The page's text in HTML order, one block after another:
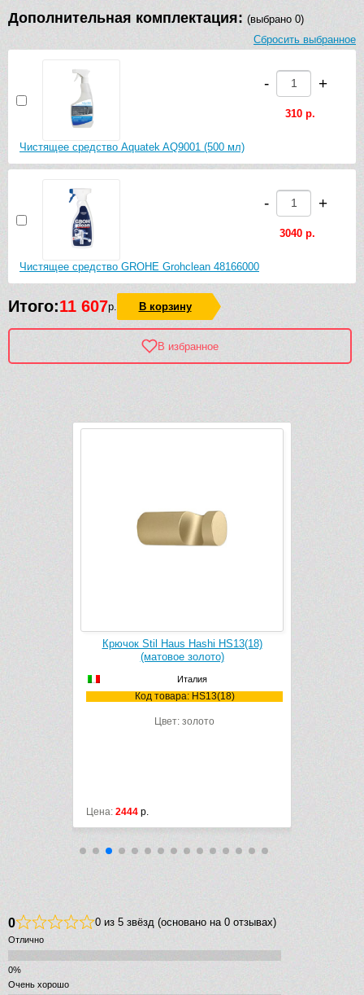
Дополнительная комплектация: (выбрано 0)
Сбросить выбранное
Чистящее средство Aquatek AQ9001 (500 мл)
- +
310 р.
Чистящее средство GROHE Grohclean 48166000
- +
3040 р.
Итого:11 607р. В корзину
В избранное
Крючок Stil Haus Hashi HS13(18)
(матовое золото)
Италия
Код товара: HS13(18)
Цвет: золото
Цена: 2444 р.
0 0 из 5 звёзд (основано на 0 отзывах)
Отлично
Очень хорошо